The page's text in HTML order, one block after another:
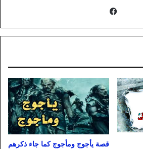
قصة يأجوج ومأجوج كما جاء ذكرهم